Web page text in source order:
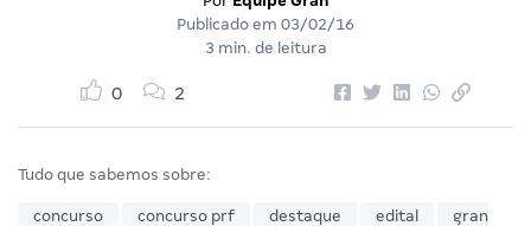
Publicado em 03/02/16
3 min. de leitura
0 2
Tudo que sabemos sobre:
concurso concurso prf destaque edital
gran